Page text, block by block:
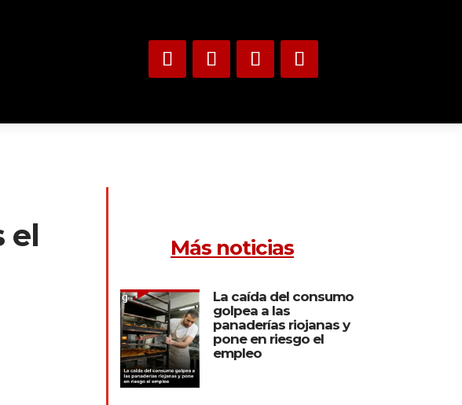
el
Más noticias
La caída del consumo
golpea a las
panaderías riojanas y
pone en riesgo el
empleo